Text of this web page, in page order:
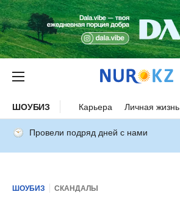
ШОУБИЗ Карьера Личная жизнь
Провели подряд дней с нами
ШОУБИЗ СКАНДАЛЫ